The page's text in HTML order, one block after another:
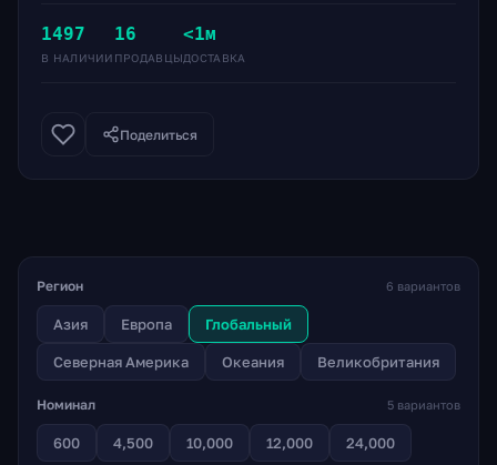
1497
В НАЛИЧИИ
16
ПРОДАВЦЫ
<1м
ДОСТАВКА
Поделиться
Регион 6 вариантов
Азия Европа Глобальный
Северная Америка Океания Великобритания
Номинал 5 вариантов
600 4,500 10,000 12,000 24,000